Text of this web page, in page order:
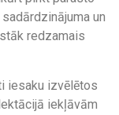
un
redzamais
iesaku izvēlētos
iekļāvām